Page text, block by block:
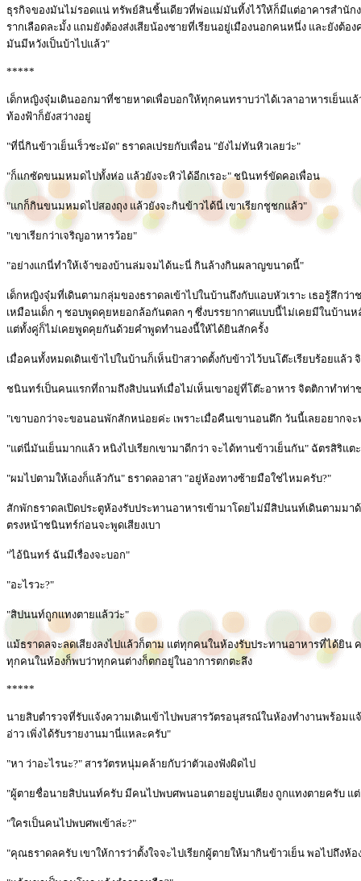
ธุรกิจของมันไม่รอดแน่ ทรัพย์สินชิ้นเดียวที่พ่อแม่มันทิ้งไว้ให้ก็มีแต่อาคารสำนัก
รากเลือดละมั้ง แถมยังต้องส่งเสียน้องชายที่เรียนอยู่เมืองนอกคนหนึ่ง และยังต้
มันมีหวังเป็นบ้าไปแล้ว"
*****
เด็กหญิงจุ๋มเดินออกมาที่ชายหาดเพื่อบอกให้ทุกคนทราบว่าได้เวลาอาหารเย็นแ
ท้องฟ้าก็ยังสว่างอยู่
"ที่นี่กินข้าวเย็นเร็วชะมัด" ธราดลเปรยกับเพื่อน "ยังไม่ทันหิวเลยว่ะ"
"ก็แกซัดขนมหมดไปทั้งห่อ แล้วยังจะหิวได้อีกเรอะ" ชนินทร์ขัดคอเพื่อน
"แกก็กินขนมหมดไปสองถุง แล้วยังจะกินข้าวได้นี่ เขาเรียกชูชกแล้ว"
"เขาเรียกว่าเจริญอาหารว้อย"
"อย่างแกนี่ทำให้เจ้าของบ้านล่มจมได้นะนี่ กินล้างกินผลาญขนาดนี้"
เด็กหญิงจุ๋มที่เดินตามกลุ่มของธราดลเข้าไปในบ้านถึงกับแอบหัวเราะ เธอรู้สึก
เหมือนเด็ก ๆ ชอบพูดคุยหยอกล้อกันตลก ๆ ซึ่งบรรยากาศแบบนี้ไม่เคยมีในบ้าน
แต่ทั้งคู่ก็ไม่เคยพูดคุยกันด้วยคำพูดทำนองนี้ให้ได้ยินสักครั้ง
เมื่อคนทั้งหมดเดินเข้าไปในบ้านก็เห็นป้าสวาดตั้งกับข้าวไว้บนโต๊ะเรียบร้อยแล้
ชนินทร์เป็นคนแรกที่ถามถึงสิปนนท์เมื่อไม่เห็นเขาอยู่ที่โต๊ะอาหาร จิตติกาทำท่า
"เขาบอกว่าจะขอนอนพักสักหน่อยค่ะ เพราะเมื่อคืนเขานอนดึก วันนี้เลยอยากจะ
"แต่นี่มันเย็นมากแล้ว หนิงไปเรียกเขามาดีกว่า จะได้ทานข้าวเย็นกัน" ฉัตรสิริแต
"ผมไปตามให้เองก็แล้วกัน" ธราดลอาสา "อยู่ห้องทางซ้ายมือใช่ไหมครับ?"
สักพักธราดลเปิดประตูห้องรับประทานอาหารเข้ามาโดยไม่มีสิปนนท์เดินตามม
ตรงหน้าชนินทร์ก่อนจะพูดเสียงเบา
"ไอ้นินทร์ ฉันมีเรื่องจะบอก"
"อะไรวะ?"
"สิปนนท์ถูกแทงตายแล้วว่ะ"
แม้ธราดลจะลดเสียงลงไปแล้วก็ตาม แต่ทุกคนในห้องรับประทานอาหารที่ได้ยิน
ทุกคนในห้องก็พบว่าทุกคนต่างก็ตกอยู่ในอาการตกตะลึง
*****
นายสิบตำรวจที่รับแจ้งความเดินเข้าไปพบสารวัตรอนุสรณ์ในห้องทำงานพร้อม
อ่าว เพิ่งได้รับรายงานมานี่แหละครับ"
"หา ว่าอะไรนะ?" สารวัตรหนุ่มคล้ายกับว่าตัวเองฟังผิดไป
"ผู้ตายชื่อนายสิปนนท์ครับ มีคนไปพบศพนอนตายอยู่บนเตียง ถูกแทงตายครับ แ
"ใครเป็นคนไปพบศพเข้าล่ะ?"
"คุณธราดลครับ เขาให้การว่าตั้งใจจะไปเรียกผู้ตายให้มากินข้าวเย็น พอไปถึงห้